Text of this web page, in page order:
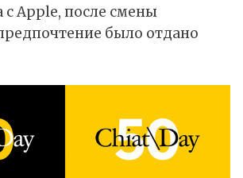
с Apple, после смены
было отдано